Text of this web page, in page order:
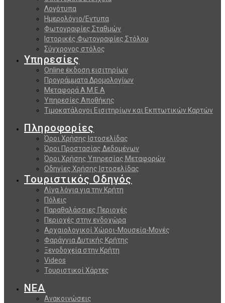
Λογότυπα
Ημερολόγιο/Εντυπα
Φωτογραφίες Σταθμών
Ιστορικές Φωτογραφίες Στόλου
Σύγχρονος στόλος
Υπηρεσίες
Online έκδοση εισιτηρίων
Προγράμματα Δρομολογίων
Μεταφορά Α.Μ.Ε.Α
Υπηρεσίες Αποθήκης
Τιμοκατάλογοι Εισιτηρίων και Εκπτωτικών Καρτών
Πληροφορίες
Όροι Χρήσης Ιστοσελίδας
Όροι Προστασίας Δεδομένων
Όροι Χρήσης Υπηρεσίας Μεταφορών
Οδηγίες Χρήσης Ιστοσελίδας
Τουριστικός Οδηγός
Λίγα λόγια για την Κρήτη
Πόλεις
Παραθαλάσσιες Περιοχές
Περιοχές στην ενδοχώρα
Αρχαιολογικοί Χώροι-Μουσεία-Μονές
Φαράγγια Δυτικής Κρήτης
Ξενοδοχεία στην Κρήτη
Videos
Τουριστικοί Χάρτες
ΝΕΑ
Ανακοινώσεις